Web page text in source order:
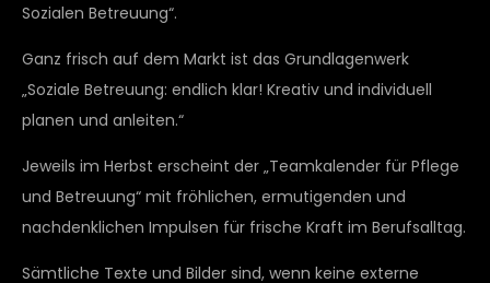
Sozialen Betreuung“.
Ganz frisch auf dem Markt ist das Grundlagenwerk
„Soziale Betreuung: endlich klar! Kreativ und individuell
planen und anleiten.“
Jeweils im Herbst erscheint der „Teamkalender für Pflege
und Betreuung“ mit fröhlichen, ermutigenden und
nachdenklichen Impulsen für frische Kraft im Berufsalltag.
Sämtliche Texte und Bilder sind, wenn keine externe